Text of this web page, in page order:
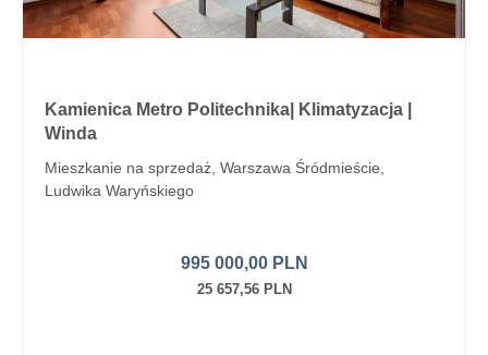
Kamienica Metro Politechnika| Klimatyzacja |
Winda
Mieszkanie na sprzedaż, Warszawa Śródmieście,
Ludwika Waryńskiego
995 000,00 PLN
25 657,56 PLN